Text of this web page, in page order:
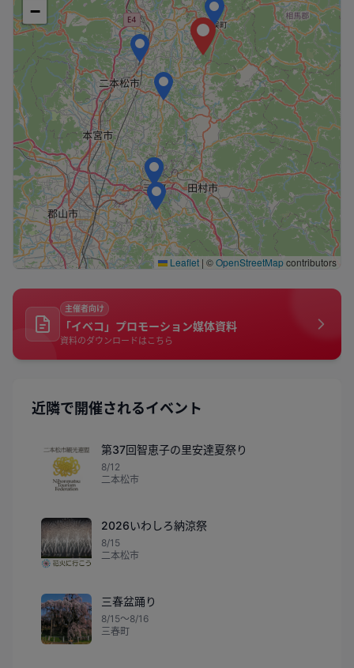
−
Leaflet | ©OpenStreetMapcontributors
主催者向け
「イベコ」プロモーション媒体資料
資料のダウンロードはこちら
近隣で開催されるイベント
第37回智恵子の里安達夏祭り
8/12
二本松市
2026いわしろ納涼祭
8/15
二本松市
三春盆踊り
8/15〜8/16
三春町